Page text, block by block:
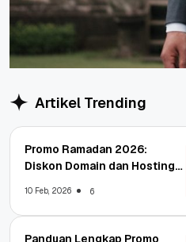
Artikel Trending
Promo Ramadan 2026:
Diskon Domain dan Hosting
10 Feb, 2026 6
Panduan Lengkap Promo